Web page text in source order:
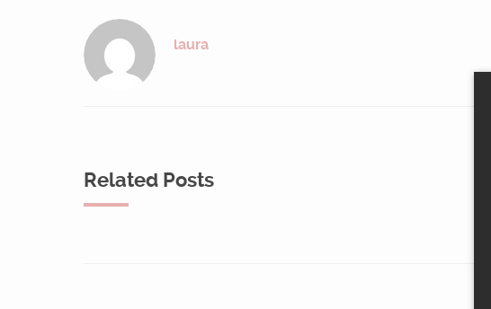
laura
Related Posts